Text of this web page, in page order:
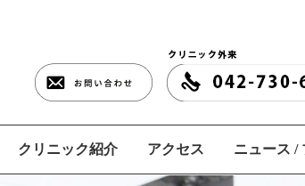
クリニック紹介 アクセス ニュース /